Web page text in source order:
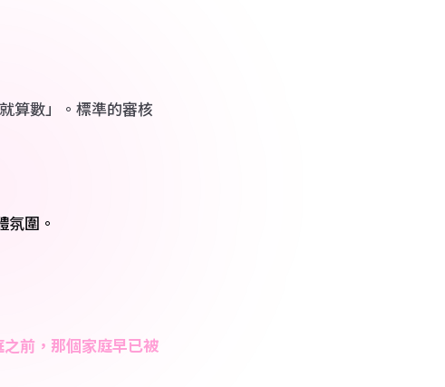
算數」。標準的審核
氛圍。
前，那個家庭早已被